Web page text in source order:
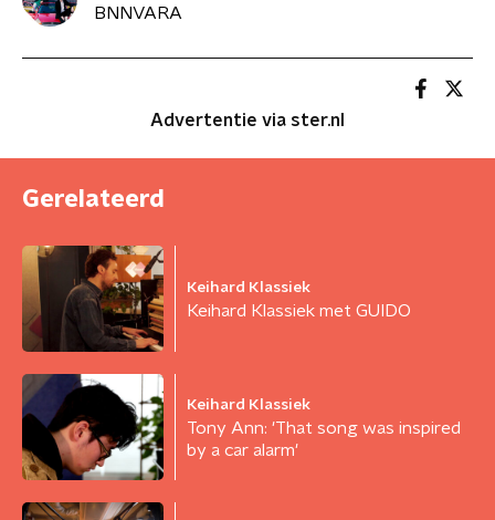
BNNVARA
Advertentie via ster.nl
Gerelateerd
Keihard Klassiek
Keihard Klassiek met GUIDO
Keihard Klassiek
Tony Ann: 'That song was inspired
by a car alarm'